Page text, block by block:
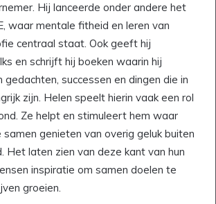
Hij lanceerde onder andere het
waar mentale fitheid en leren van
centraal staat. Ook geeft hij
en schrijft hij boeken waarin hij
successen en dingen die in
zijn. Helen speelt hierin vaak een rol
Ze helpt en stimuleert hem waar
genieten van overig geluk buiten
Het laten zien van deze kant van hun
inspiratie om samen doelen te
groeien.